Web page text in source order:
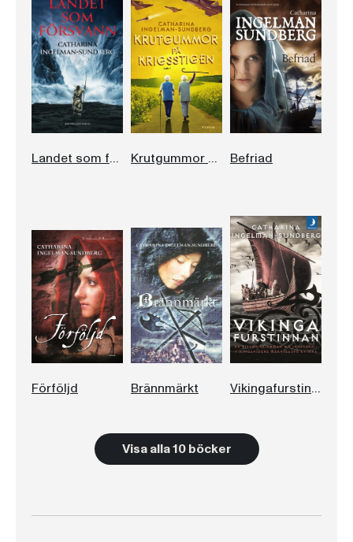
Landet som försvann Krutgummor på krigsstigen Befriad
Förföljd Brännmärkt Vikingafurstinnan
Visa alla 10 böcker